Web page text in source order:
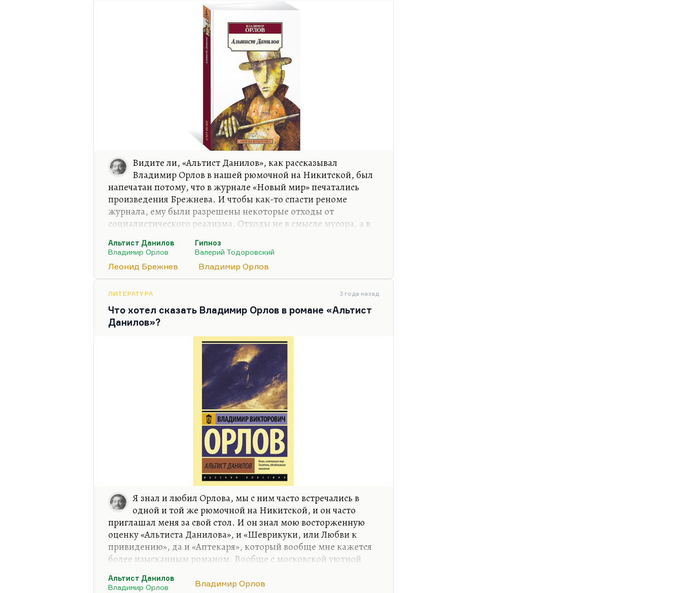
Видите ли, «Альтист Данилов», как рассказывал
Владимир Орлов в нашей рюмочной на Никитской, был
напечатан потому, что в журнале «Новый мир» печатались
произведения Брежнева. И чтобы как-то спасти реноме
журнала, ему были разрешены некоторые отходы от
социалистического реализма. Отходы не в смысле мусора, а в
текста: первый – «Самшитовый лес» Анчарова, второй – «Уже
написан Вертер» Катаева (в котором даже Троцкий упомянут,
правда, не прямо), а третий – «Альтист Данилов». Роман,
как бы легитимизировал в России магический реализм.
Тогда принято было говорить, что Орлов –…
Альтист Данилов
Владимир Орлов
Гипноз
Валерий Тодоровский
Леонид Брежнев Владимир Орлов
ЛИТЕРАТУРА 3 года назад
Что хотел сказать Владимир Орлов в романе «Альтист
Данилов»?
Я знал и любил Орлова, мы с ним часто встречались в
одной и той же рюмочной на Никитской, и он часто
приглашал меня за свой стол. И он знал мою восторженную
оценку «Альтиста Данилова», и «Шеврикуки, или Любви к
привидению», да и «Аптекаря», который вообще мне кажется
более изысканным романом. Вообще с московской уютной
убедительно, и я не любил, когда его называли «Булгаковым
Альтист Данилов
Владимир Орлов
Владимир Орлов